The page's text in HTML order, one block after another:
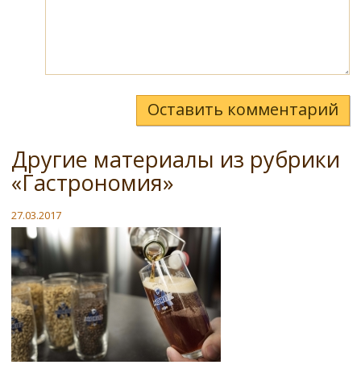
Оставить комментарий
Другие материалы из рубрики
«Гастрономия»
27.03.2017